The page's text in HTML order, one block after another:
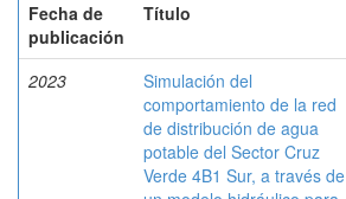
Fecha de
publicación
Título
2023
Simulación del
comportamiento de la red
de distribución de agua
potable del Sector Cruz
Verde 4B1 Sur, a través de